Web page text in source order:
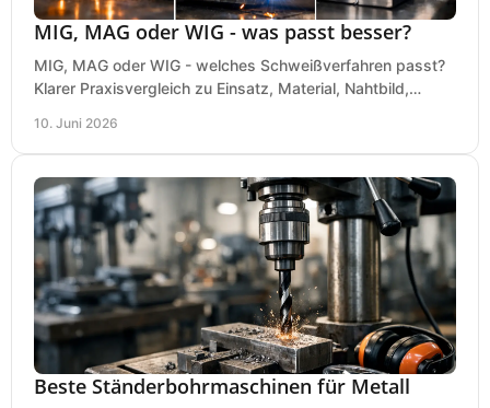
MIG, MAG oder WIG - was passt besser?
MIG, MAG oder WIG - welches Schweißverfahren passt?
Klarer Praxisvergleich zu Einsatz, Material, Nahtbild,
10. Juni 2026
Beste Ständerbohrmaschinen für Metall